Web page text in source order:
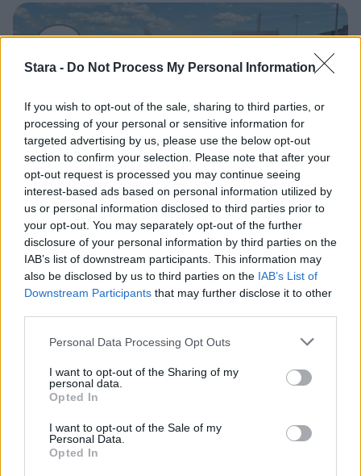
Stara - Do Not Process My Personal Information
If you wish to opt-out of the sale, sharing to third parties, or
processing of your personal or sensitive information for
targeted advertising by us, please use the below opt-out
section to confirm your selection. Please note that after your
opt-out request is processed you may continue seeing
interest-based ads based on personal information utilized by
us or personal information disclosed to third parties prior to
your opt-out. You may separately opt-out of the further
disclosure of your personal information by third parties on the
IAB’s list of downstream participants. This information may
also be disclosed by us to third parties on the IAB’s List of
Downstream Participants that may further disclose it to other
Personal Data Processing Opt Outs
I want to opt-out of the Sharing of my
personal data.
Opted In
I want to opt-out of the Sale of my
Personal Data.
Opted In
3
MATKAILU
Finnairin lennoista osan lentää
jatkossa toinen lentoyhtiö –
matkustajille tärkeä rajoitus
4
UUTISET